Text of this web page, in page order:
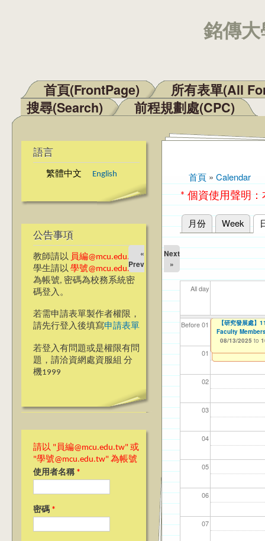
銘傳
主選單
首頁(FrontPage)
所有表單(All
搜尋(Search)
前程規劃處(CPC)
語言
繁體中文 English
公告事項
教師請以 員編@mcu.edu.tw
學生請以 學號@mcu.edu.tw
為帳號, 密碼為校務系統密
碼登入。
若需申請表單製作者權限，
請先行登入後填寫申請表單
若登入有問題或是權限有問
題，請洽資網處資服組 分
機1999
請以 "員編@mcu.edu.tw" 或
"學號@mcu.edu.tw" 為帳號
使用者名稱 *
密碼 *
您在這裡
首頁 » Calendar
* 個資使用聲明
主要索引標籤
月份 Week
«
Prev
Next
»
All day
Before 01
01
02
03
04
05
06
07
【資網處】
整合系統～表單
03/27/2013 to
我愛銘傳我愛養
校區)
09/02/2019 to
【財務處】工讀
11/12/2021to
07/31/2027
【財
11/
114
04/
114
02/
114
03/
2025『發現銘
08/08/2025to
【研究發展處
Faculty
08/13/2025 to